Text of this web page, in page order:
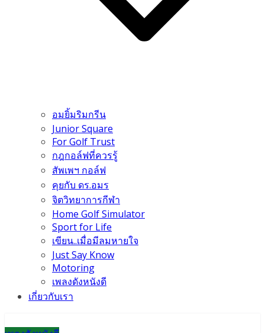
อมยิ้มริมกรีน
Junior Square
For Golf Trust
กฎกอล์ฟที่ควรรู้
สัพเพฯ กอล์ฟ
คุยกับ ดร.อมร
จิตวิทยาการกีฬา
Home Golf Simulator
Sport for Life
เขียน..เมื่อมีลมหายใจ
Just Say Know
Motoring
เพลงดังหนังดี
เกี่ยวกับเรา